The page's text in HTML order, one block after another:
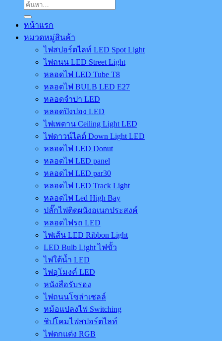
ค้นหา:
หน้าแรก
หมวดหมู่สินค้า
ไฟสปอร์ตไลท์ LED Spot Light
ไฟถนน LED Street Light
หลอดไฟ LED Tube T8
หลอดไฟ BULB LED E27
หลอดจำปา LED
หลอดปิงปอง LED
ไฟเพดาน Ceiling Light LED
ไฟดาวน์ไลต์ Down Light LED
หลอดไฟ LED Donut
หลอดไฟ LED panel
หลอดไฟ LED par30
หลอดไฟ LED Track Light
หลอดไฟ Led High Bay
ปลั๊กไฟติดผนังอเนกประสงค์
หลอดไฟรถ LED
ไฟเส้น LED Ribbon Light
LED Bulb Light ไฟขั้ว
ไฟใต้น้ำ LED
ไฟอุโมงค์ LED
หนังสือรับรอง
ไฟถนนโซล่าเชลล์
หม้อแปลงไฟ Switching
ชิปโคมไฟสปอร์ตไลท์
ไฟตกแต่ง RGB